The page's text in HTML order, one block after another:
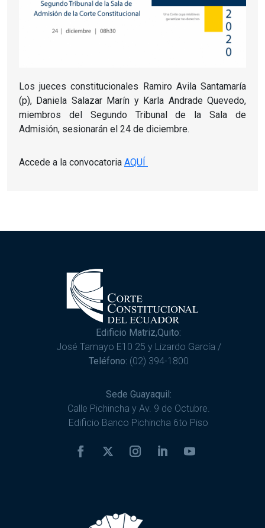
Los jueces constitucionales Ramiro Avila Santamaría
(p), Daniela Salazar Marín y Karla Andrade Quevedo,
miembros del Segundo Tribunal de la Sala de
Admisión, sesionarán el 24 de diciembre.
Accede a la convocatoria AQUÍ
Edificio Matriz,Quito:
José Tamayo E10 25 y Lizardo García /
Teléfono: (02) 394-1800
Sede Guayaquil:
Calle Pichincha y Av. 9 de Octubre.
Edificio Banco Pichincha 6to Piso